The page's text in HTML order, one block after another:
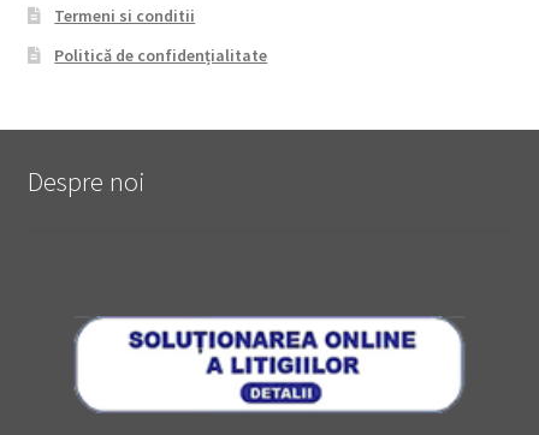
Termeni si conditii
Politică de confidențialitate
Despre noi